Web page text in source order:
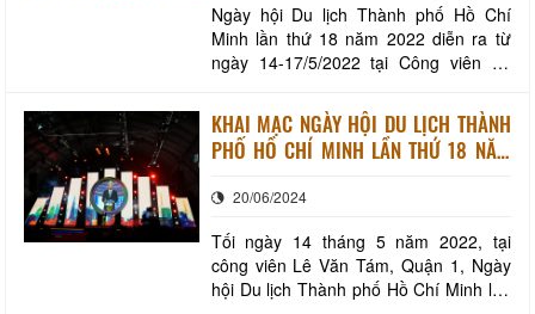
Ngày hội Du lịch Thành phố Hồ Chí
Minh lần thứ 18 năm 2022 diễn ra từ
ngày 14-17/5/2022 tại Công viên Lê
động từng trải nghiệm”. Các hoạt động
trong khuôn khổ ngày hội năm nay
nhằm đánh dấu chặng đường 17 năm
những sự kiện quan
KHAI MẠC NGÀY HỘI DU LỊCH THÀNH
PHỐ HỒ CHÍ MINH LẦN THỨ 18 NĂM
20/06/2024
Tối ngày 14 tháng 5 năm 2022, tại
công viên Lê Văn Tám, Quận 1, Ngày
hội Du lịch Thành phố Hồ Chí Minh lần